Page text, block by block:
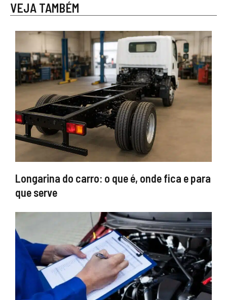
VEJA TAMBÉM
Longarina do carro: o que é, onde fica e para
que serve